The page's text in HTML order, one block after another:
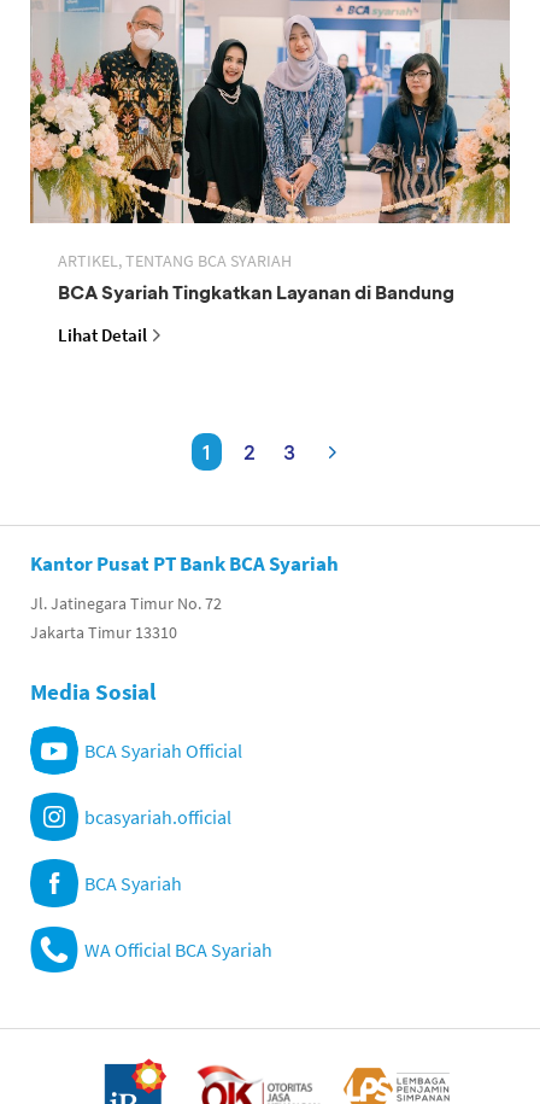
ARTIKEL, TENTANG BCA SYARIAH
BCA Syariah Tingkatkan Layanan di Bandung
Lihat Detail
1 2 3
Kantor Pusat PT Bank BCA Syariah
Jl. Jatinegara Timur No. 72
Jakarta Timur 13310
Media Sosial
BCA Syariah Official
bcasyariah.official
BCA Syariah
WA Official BCA Syariah